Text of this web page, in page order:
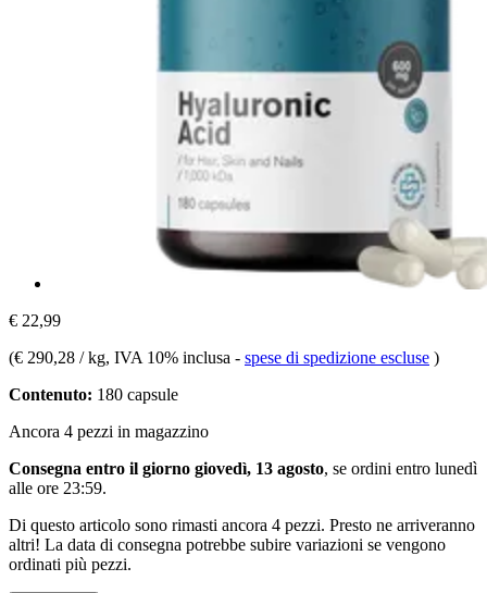
€ 22,99
(€ 290,28 / kg, IVA 10% inclusa - spese di spedizione escluse )
Contenuto: 180 capsule
Ancora 4 pezzi in magazzino
Consegna entro il giorno giovedì, 13 agosto, se ordini entro lunedì
alle ore 23:59.
Di questo articolo sono rimasti ancora 4 pezzi. Presto ne arriveranno
altri! La data di consegna potrebbe subire variazioni se vengono
ordinati più pezzi.